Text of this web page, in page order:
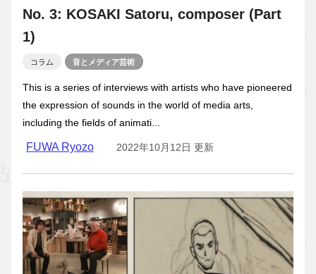
No. 3: KOSAKI Satoru, composer (Part
1)
コラム 音とメディア芸術
This is a series of interviews with artists who have pioneered
the expression of sounds in the world of media arts,
including the fields of animati...
FUWA Ryozo 2022年10月12日 更新